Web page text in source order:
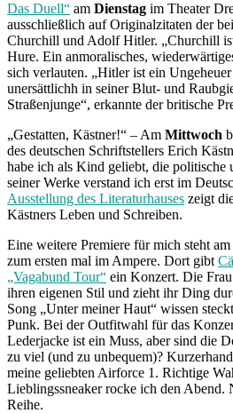
Das Duell“ am Dienstag im Theater
ausschließlich auf Originalzitaten der
Churchill und Adolf Hitler. „Churchill
Hure. Ein anmoralisches,
sich verlauten. „Hitler ist ein
unersättlichh in seiner Blut- und
Straßenjunge“, erkannte der britische
„Gestatten, Kästner!“ – Am Mittwoch
des deutschen Schriftstellers Erich
habe ich als Kind geliebt, die politische
seiner Werke verstand ich erst im
Ausstellung des Literaturhauses zeigt
Kästners Leben und Schreiben.
Eine weitere Premiere für mich steht am
zum ersten mal im Ampere. Dort gibt
„Vagabund Tour“ ein Konzert. Die
ihren eigenen Stil und zieht ihr Ding
Song „Unter meiner Haut“ wissen
Punk. Bei der Outfitwahl für das
Lederjacke ist ein Muss, aber sind die
zu viel (und zu unbequem)?
meine geliebten Airforce 1. Richtige
Lieblingssneaker rocke ich den Abend.
Reihe.